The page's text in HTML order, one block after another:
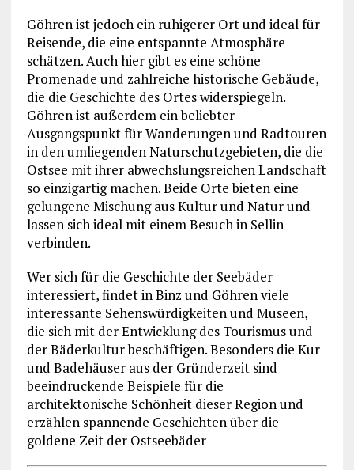
Göhren ist jedoch ein ruhigerer Ort und ideal für
Reisende, die eine entspannte Atmosphäre
schätzen. Auch hier gibt es eine schöne
Promenade und zahlreiche historische Gebäude,
die die Geschichte des Ortes widerspiegeln.
Göhren ist außerdem ein beliebter
Ausgangspunkt für Wanderungen und Radtouren
in den umliegenden Naturschutzgebieten, die die
Ostsee mit ihrer abwechslungsreichen Landschaft
so einzigartig machen. Beide Orte bieten eine
gelungene Mischung aus Kultur und Natur und
lassen sich ideal mit einem Besuch in Sellin
verbinden.
Wer sich für die Geschichte der Seebäder
interessiert, findet in Binz und Göhren viele
interessante Sehenswürdigkeiten und Museen,
die sich mit der Entwicklung des Tourismus und
der Bäderkultur beschäftigen. Besonders die Kur-
und Badehäuser aus der Gründerzeit sind
beeindruckende Beispiele für die
architektonische Schönheit dieser Region und
erzählen spannende Geschichten über die
goldene Zeit der Ostseebäder